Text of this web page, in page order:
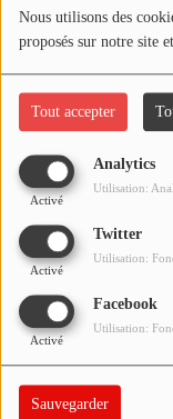
Nous utilisons des
proposés sur notre site
Tout accepter
Analytics
Activé
Utilisation:
Twitter
Activé
Utilisation:
Facebook
Activé
Utilisation:
Sauvegarder
VOS ÉMISSIONS EN
ANNONCEURS &
VOTRE PUBLICITÉ
LOCATION DE STUDIOS
ÉDUCATION AUX
L'INFORMATION
EN QUOI ÇA
ÉCOUTEZ LES
Il semble que la